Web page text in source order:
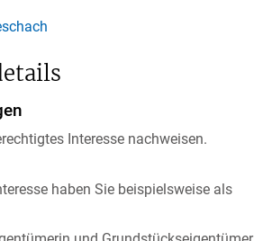
Interesse nachweisen.
haben Sie beispielsweise als